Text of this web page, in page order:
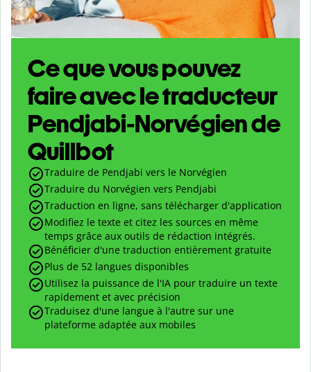
Ce que vous pouvez
faire avec le traducteur
Pendjabi-Norvégien de
Quillbot
Traduire de Pendjabi vers le Norvégien
Traduire du Norvégien vers Pendjabi
Traduction en ligne, sans télécharger d'application
Modifiez le texte et citez les sources en même
temps grâce aux outils de rédaction intégrés.
Bénéficier d'une traduction entièrement gratuite
Plus de 52 langues disponibles
Utilisez la puissance de l'IA pour traduire un texte
rapidement et avec précision
Traduisez d'une langue à l'autre sur une
plateforme adaptée aux mobiles